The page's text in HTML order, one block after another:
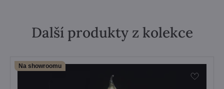
Další produkty z kolekce
Na showroomu